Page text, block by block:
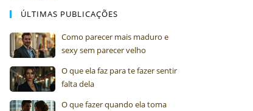
ÚLTIMAS PUBLICAÇÕES
Como parecer mais maduro e
sexy sem parecer velho
O que ela faz para te fazer sentir
falta dela
O que fazer quando ela toma